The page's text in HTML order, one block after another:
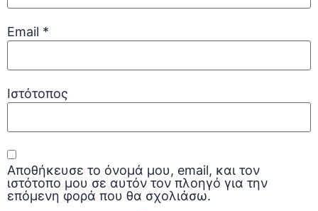
Email *
Ιστότοπος
Αποθήκευσε το όνομά μου, email, και τον
ιστότοπο μου σε αυτόν τον πλοηγό για την
επόμενη φορά που θα σχολιάσω.